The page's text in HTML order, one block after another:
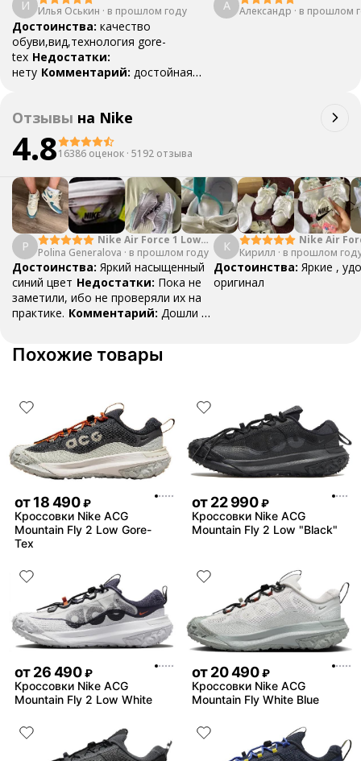
И Илья Оськин · в прошлом году
Достоинства: качество
обуви,вид,технология gore-
tex Недостатки:
нету Комментарий: достойная
А Александр · в прошлом
Отзывы на Nike
4.816386 оценок · 5192 отзыва
P
Nike Air Force 1 Low
College Pack White
Blue
Polina Generalova · в прошлом году
Достоинства: Яркий насыщенный
синий цвет Недостатки: Пока не
заметили, ибо не проверяли их на
практике. Комментарий: Дошли за
К
Nike Air
Yellow
Кирилл · в прошлом
Достоинства: Яркие ,
оригинал
Похожие товары
от18 490 ₽
Кроссовки Nike ACG
Mountain Fly 2 Low Gore-
Tex
от22 990 ₽
Кроссовки Nike ACG
Mountain Fly 2 Low "Black"
от26 490 ₽
Кроссовки Nike ACG
Mountain Fly 2 Low White
от20 490 ₽
Кроссовки Nike ACG
Mountain Fly White Blue